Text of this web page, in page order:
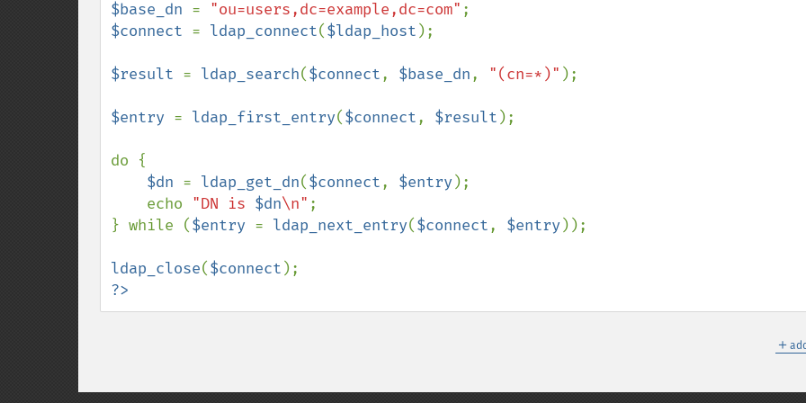
$base_dn = "ou=users,dc=example,dc=com"
$connect = ldap_connect($ldap_host );
$result = ldap_search($connect, $base_dn, "(cn=*)" );
$entry = ldap_first_entry($connect, $result );
do {
$dn = ldap_get_dn($connect, $entry );
    echo
"DN is $dn\n" ;
} while ($entry = ldap_next_entry($connect, $entry ));
ldap_close($connect
?>
＋